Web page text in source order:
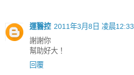
運醫控 2011年3月8日 凌晨12:33
謝謝你
幫助好大！
回覆